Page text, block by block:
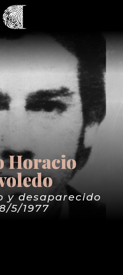
Horacio
y desaparecido
5/1977